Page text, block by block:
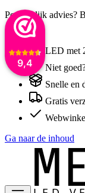
9,4
Persoonlijk advies?
LED met
Niet
Snelle en
Gratis
Ga naar de inhoud